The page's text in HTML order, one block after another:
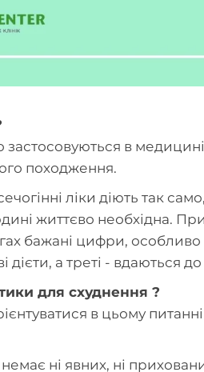
в
походження.
ліки діють так
життєво необхідна.
бажані цифри, особливо
дієти, а треті - вдаються
для схуднення ?
в цьому
ні явних, ні